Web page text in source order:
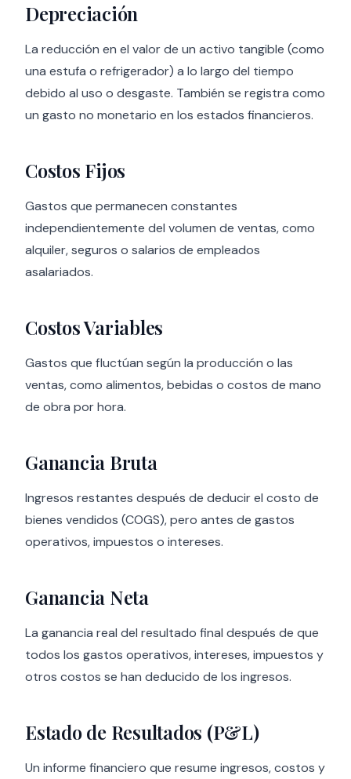
Depreciación
La reducción en el valor de un activo tangible (como
una estufa o refrigerador) a lo largo del tiempo
debido al uso o desgaste. También se registra como
un gasto no monetario en los estados financieros.
Costos Fijos
Gastos que permanecen constantes
independientemente del volumen de ventas, como
alquiler, seguros o salarios de empleados
asalariados.
Costos Variables
Gastos que fluctúan según la producción o las
ventas, como alimentos, bebidas o costos de mano
de obra por hora.
Ganancia Bruta
Ingresos restantes después de deducir el costo de
bienes vendidos (COGS), pero antes de gastos
operativos, impuestos o intereses.
Ganancia Neta
La ganancia real del resultado final después de que
todos los gastos operativos, intereses, impuestos y
otros costos se han deducido de los ingresos.
Estado de Resultados (P&L)
Un informe financiero que resume ingresos, costos y